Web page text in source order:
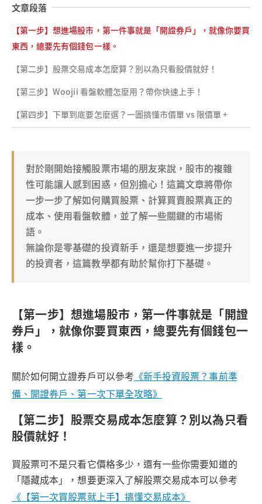
文章段落
【第一步】想進場股市，第一件事就是「開證券戶」，就像你要買
東西，總要先有個錢包一樣。
【第二步】股票交易成本怎麼算？別以為只看股價就好！
【第三步】Woojii 看盤軟體怎麼用？帶你快速上手！
【第四步】下單到底要怎麼選？一圖搞懂市價單 vs 限價單 +
ROD/IOC/FOK 差別
【第五步】什麼是五檔報價？內外盤怎麼看？
【第六步】人家常常在說的，漲停板和跌停板是什麼?
小結：投資從理解開始
對於剛開始接觸股票市場的朋友來說，股市的複雜
性可能讓人感到困惑，但別擔心！這篇文章將帶你
一步一步了解如何購買股票、計算買賣股票真正的
成本、使用看盤軟體，並了解一些關鍵的市場術
語。
無論你是零基礎的投資新手，還是想要進一步提升
的投資者，這篇教學都有助於幫你打下基礎。
【第一步】想進場股市，第一件事就是「開證
券戶」，就像你要買東西，總要先有個錢包一
樣。
關於如何開立證券戶可以參考 《新手投資股票？事前準
備、開證券戶、第一次下單全攻略》
【第二步】股票交易成本怎麼算？別以為只看
股價就好！
買股票可不是只看它價格多少，還有一些你需要知道的
「隱藏成本」，想要更深入了解股票交易成本可以參考
《【第一次買股票就上手】搞懂交易成本》